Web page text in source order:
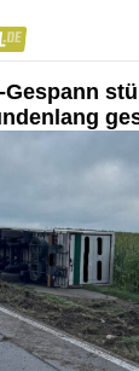
Gespann